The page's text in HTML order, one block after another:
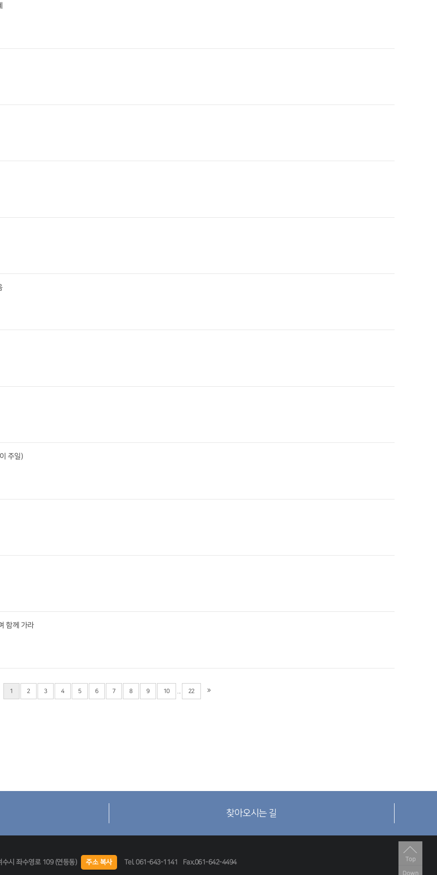
주일)
함께 가라
1 2 3 4 5 6 7 8 9 10 22
찾아오시는 길
수시 좌수영로 109 (연등동) 주소 복사 Tel.061-643-1141 Fax.061-642-4494